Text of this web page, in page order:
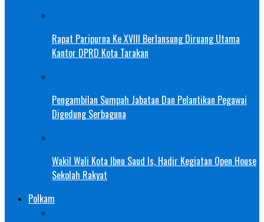
Rapat Paripurna Ke XVIII Berlansung Diruang Utama
Kantor DPRD Kota Tarakan
Pengambilan Sumpah Jabatan Dan Pelantikan Pegawai
Digedung Serbaguna
Wakil Wali Kota Ibnu Saud Is, Hadir Kegiatan Open House
Sekolah Rakyat
Polkam